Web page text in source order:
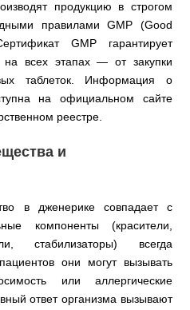
продукцию в строгом
правилами GMP (Good
GMP гарантирует
на всех этапах — от закупки
таблеток. Информация о
на официальном сайте
реестре.
и
в дженерике совпадает с
компоненты (красители,
стабилизаторы) всегда
они могут вызывать
или аллергические
ответ организма вызывают